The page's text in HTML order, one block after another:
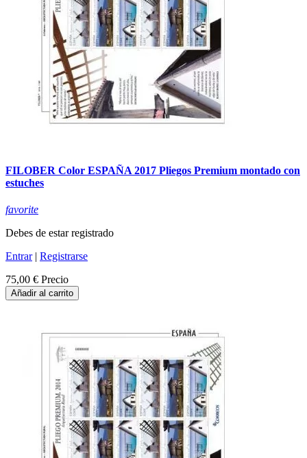
FILOBER Color ESPAÑA 2017 Pliegos Premium montado con
estuches
favorite
Debes de estar registrado
Entrar| Registrarse
75,00 € Precio
Añadir al carrito